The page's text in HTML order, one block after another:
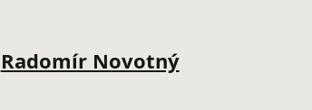
Radomír Novotný